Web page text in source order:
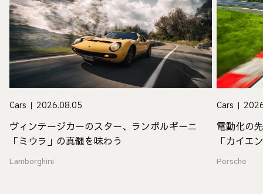
Cars 2026.08.05
ヴィンテージカーのスター、ランボルギーニ
「ミウラ」の真髄を味わう
Lamborghini
Cars
電動化の
「カイエ
Porsche